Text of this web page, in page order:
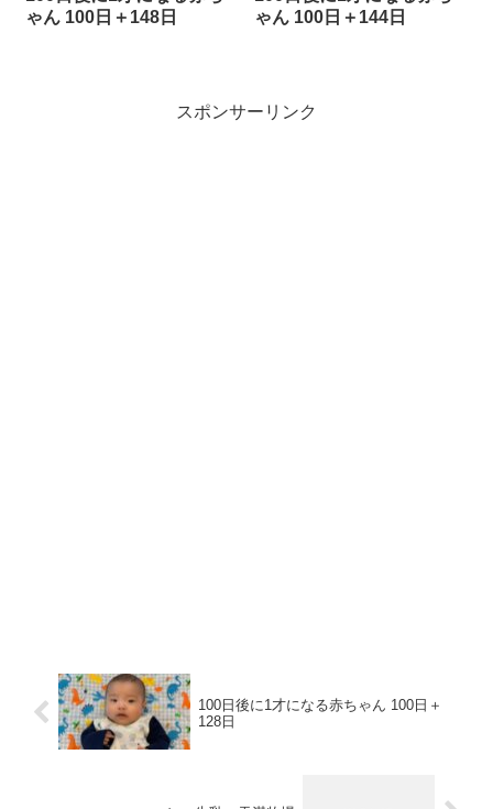
ゃん 100日＋148日
ゃん 100日＋144日
スポンサーリンク
100日後に1才になる赤ちゃん 100日＋
128日